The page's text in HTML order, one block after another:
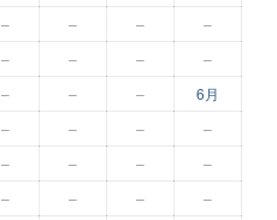
– – –
–
– – – –
– – –
6月
– – – –
– – –
–
– – – –